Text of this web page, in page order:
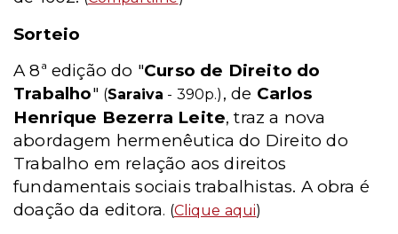
Sorteio
A 8ª edição do "Curso de Direito do
Trabalho" (Saraiva - 390p.) , de Carlos
Henrique Bezerra Leite, traz a nova
abordagem hermenêutica do Direito do
Trabalho em relação aos direitos
fundamentais sociais trabalhistas. A obra é
doação da editora. (Clique aqui)